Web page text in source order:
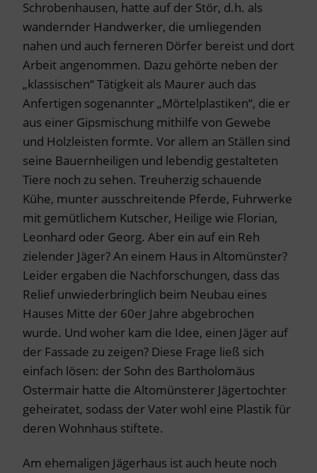
Schrobenhausen, hatte auf der Stör, d.h. als
wandernder Handwerker, die umliegenden
nahen und auch ferneren Dörfer bereist und dort
Arbeit angenommen. Dazu gehörte neben der
„klassischen“ Tätigkeit als Maurer auch das
Anfertigen sogenannter „Mörtelplastiken“, die er
aus einer Gipsmischung mithilfe von Gewebe
und Holzleisten formte. Vor allem an Ställen sind
seine Bauernheiligen und lebendig gestalteten
Tiere noch zu sehen. Treuherzig schauende
Kühe, munter ausschreitende Pferde, Fuhrwerke
mit gemütlichem Kutscher, Heilige wie Florian,
Leonhard oder Georg. Aber ein auf ein Reh
zielender Jäger? An einem Haus in Altomünster?
Leider ergaben die Nachforschungen, dass das
Relief unwiederbringlich beim Neubau eines
Hauses Mitte der 60er Jahre abgebrochen
wurde. Und woher kam die Idee, einen Jäger auf
der Fassade zu zeigen? Diese Frage ließ sich
einfach lösen: der Sohn des Bartholomäus
Ostermair hatte die Altomünsterer Jägertochter
geheiratet, sodass der Vater wohl eine Plastik für
deren Wohnhaus stiftete.
Am ehemaligen Jägerhaus ist auch heute noch